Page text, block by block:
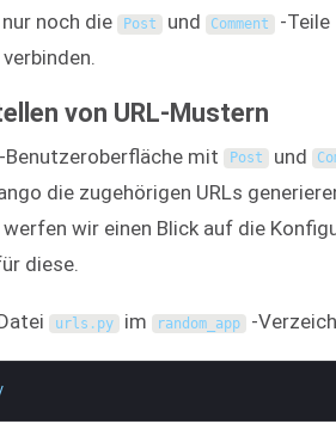
noch die
Post und Comment
-
von URL-Mustern
Benutzeroberfläche mit Post und
die zugehörigen URLs
wir einen Blick auf die
diese.
urls . py im random_app -